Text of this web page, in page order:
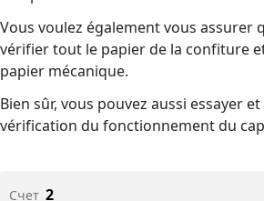
Vous voulez également vous assurer
vérifier tout le papier de la confiture
papier mécanique.
Bien sûr, vous pouvez aussi essayer
vérification du fonctionnement du
Счет 2